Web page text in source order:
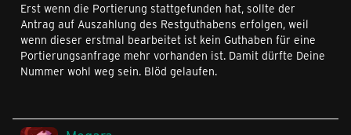
Erst wenn die Portierung stattgefunden hat, sollte der
Antrag auf Auszahlung des Restguthabens erfolgen, weil
wenn dieser erstmal bearbeitet ist kein Guthaben für eine
Portierungsanfrage mehr vorhanden ist. Damit dürfte Deine
Nummer wohl weg sein. Blöd gelaufen.